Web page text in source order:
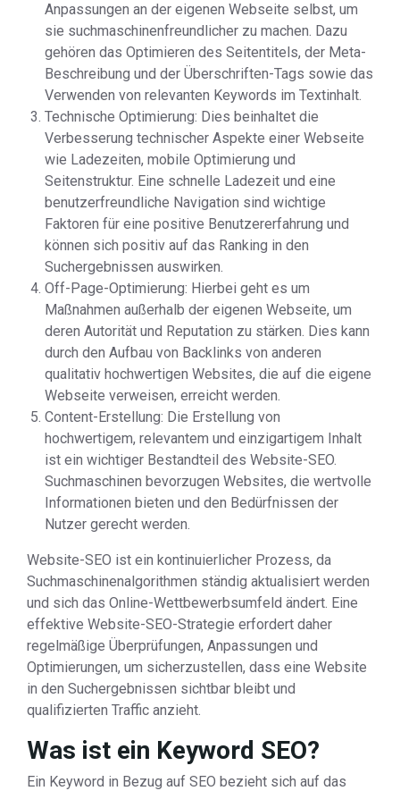
Anpassungen an der eigenen Webseite selbst, um
sie suchmaschinenfreundlicher zu machen. Dazu
gehören das Optimieren des Seitentitels, der Meta-
Beschreibung und der Überschriften-Tags sowie das
Verwenden von relevanten Keywords im Textinhalt.
Technische Optimierung: Dies beinhaltet die
Verbesserung technischer Aspekte einer Webseite
wie Ladezeiten, mobile Optimierung und
Seitenstruktur. Eine schnelle Ladezeit und eine
benutzerfreundliche Navigation sind wichtige
Faktoren für eine positive Benutzererfahrung und
können sich positiv auf das Ranking in den
Suchergebnissen auswirken.
Off-Page-Optimierung: Hierbei geht es um
Maßnahmen außerhalb der eigenen Webseite, um
deren Autorität und Reputation zu stärken. Dies kann
durch den Aufbau von Backlinks von anderen
qualitativ hochwertigen Websites, die auf die eigene
Webseite verweisen, erreicht werden.
Content-Erstellung: Die Erstellung von
hochwertigem, relevantem und einzigartigem Inhalt
ist ein wichtiger Bestandteil des Website-SEO.
Suchmaschinen bevorzugen Websites, die wertvolle
Informationen bieten und den Bedürfnissen der
Nutzer gerecht werden.
Website-SEO ist ein kontinuierlicher Prozess, da
Suchmaschinenalgorithmen ständig aktualisiert werden
und sich das Online-Wettbewerbsumfeld ändert. Eine
effektive Website-SEO-Strategie erfordert daher
regelmäßige Überprüfungen, Anpassungen und
Optimierungen, um sicherzustellen, dass eine Website
in den Suchergebnissen sichtbar bleibt und
qualifizierten Traffic anzieht.
Was ist ein Keyword SEO?
Ein Keyword in Bezug auf SEO bezieht sich auf das